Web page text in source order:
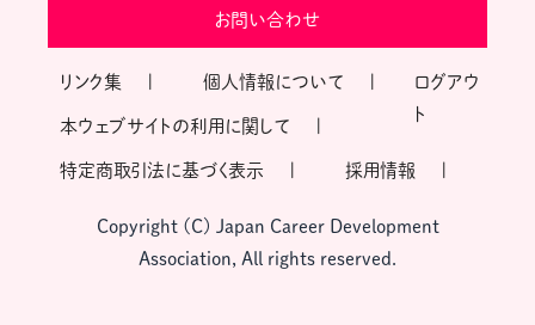
お問い合わせ
リンク集 個人情報について
本ウェブサイトの利用に関して
特定商取引法に基づく表示 採用情報
ログアウ
ト
Copyright (C) Japan Career Development
Association, All rights reserved.